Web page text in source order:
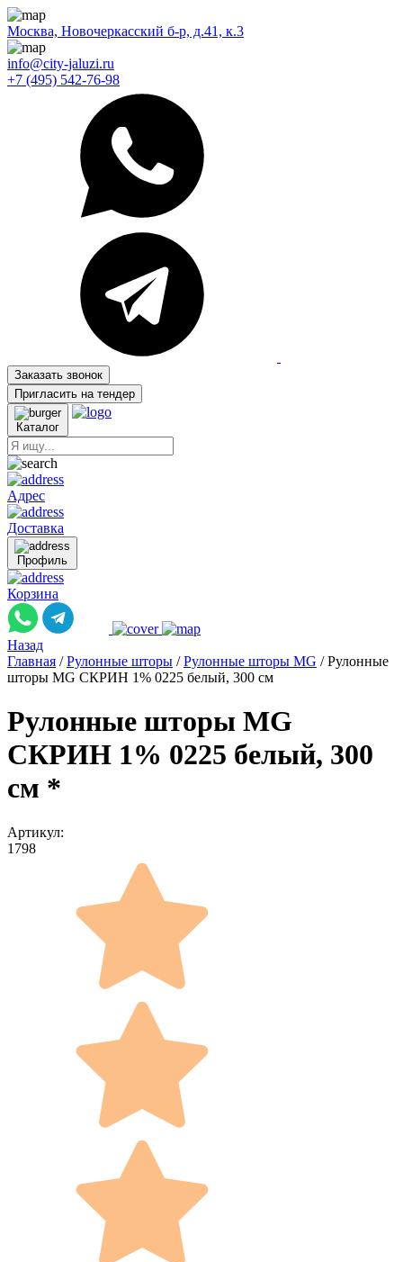
Москва, Новочеркасский б-р, д.41, к.3
info@city-jaluzi.ru
+7 (495) 542-76-98
Заказать звонок
Пригласить на тендер
Каталог
Адрес
Доставка
Профиль
Корзина
Назад
Главная / Рулонные шторы / Рулонные шторы MG / Рулонные
шторы MG СКРИН 1% 0225 белый, 300 см
Рулонные шторы MG
СКРИН 1% 0225 белый, 300
см *
Артикул:
1798